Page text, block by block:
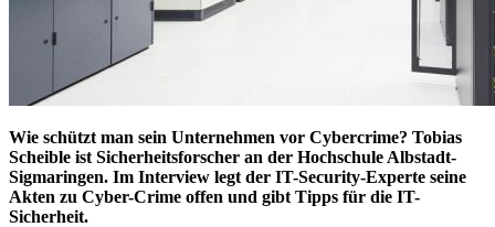
Wie schützt man sein Unternehmen vor Cybercrime? Tobias
Scheible ist Sicherheitsforscher an der Hochschule Albstadt-
Sigmaringen. Im Interview legt der IT-Security-Experte seine
Akten zu Cyber-Crime offen und gibt Tipps für die IT-
Sicherheit.